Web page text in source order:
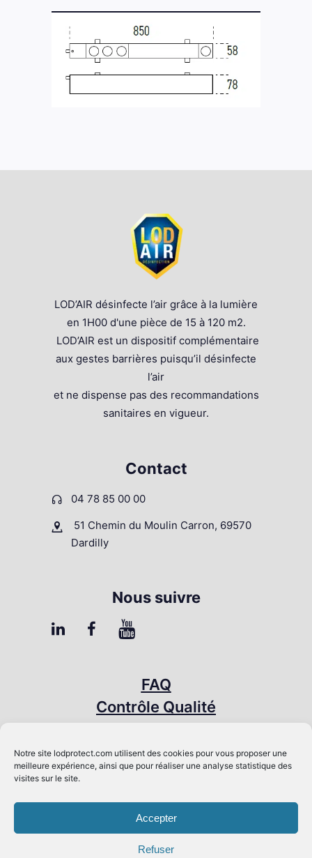
Notre site lodprotect.com utilisent des cookies pour vous proposer une
meilleure expérience, ainsi que pour réaliser une analyse statistique des
visites sur le site.
Accepter
Refuser
LOD’AIR désinfecte l’air grâce à la lumière
en 1H00 d'une pièce de 15 à 120 m2.
LOD’AIR est un dispositif complémentaire
aux gestes barrières puisqu’il désinfecte
l’air
et ne dispense pas des recommandations
sanitaires en vigueur.
Contact
04 78 85 00 00
51 Chemin du Moulin Carron, 69570
Dardilly
Nous suivre
FAQ
Contrôle Qualité
Mentions légales
Conditions générales de vente
Copyright 2021 LOD'AIR Hand-crafted by